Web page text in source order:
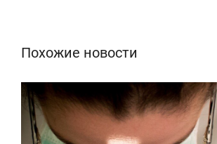
Похожие новости